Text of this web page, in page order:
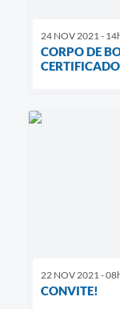
24 NOV 2021 -
CORPO DE
CERTIFICADO
22 NOV 2021 -
CONVITE!